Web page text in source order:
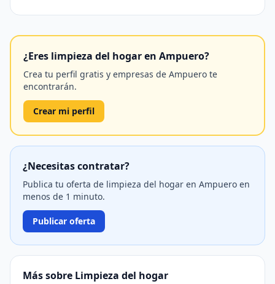
¿Eres limpieza del hogar en Ampuero?
Crea tu perfil gratis y empresas de Ampuero te
encontrarán.
Crear mi perfil
¿Necesitas contratar?
Publica tu oferta de limpieza del hogar en Ampuero en
menos de 1 minuto.
Publicar oferta
Más sobre Limpieza del hogar